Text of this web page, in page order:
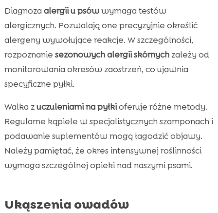
Diagnoza alergii u psówwymaga testów
alergicznych. Pozwalają one precyzyjnie określić
alergeny wywołujące reakcje. W szczególności,
rozpoznanie sezonowych alergii skórnychzależy od
monitorowania okresów zaostrzeń, co ujawnia
specyficzne pyłki.
Walka zuczuleniami na pyłkioferuje różne metody.
Regularne kąpiele w specjalistycznych szamponach i
podawanie suplementów mogą łagodzić objawy.
Należy pamiętać, że okres intensywnej roślinności
wymaga szczególnej opieki nad naszymi psami.
Ukąszenia owadów